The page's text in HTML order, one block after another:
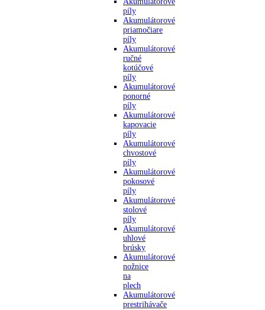
píly
Akumulátorové
priamočiare
píly
Akumulátorové
ručné
kotúčové
píly
Akumulátorové
ponorné
píly
Akumulátorové
kapovacie
píly
Akumulátorové
chvostové
píly
Akumulátorové
pokosové
píly
Akumulátorové
stolové
píly
Akumulátorové
uhlové
brúsky
Akumulátorové
nožnice
na
plech
Akumulátorové
prestrihávače